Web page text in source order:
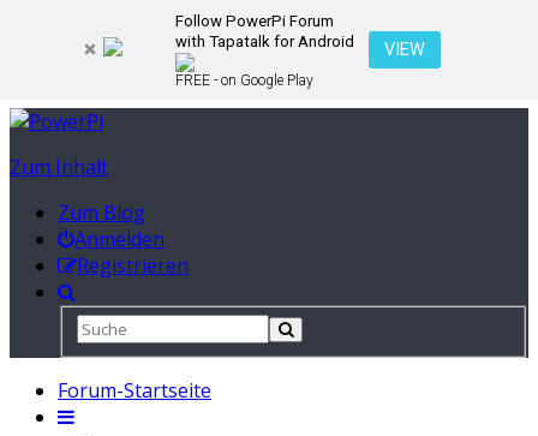
Follow PowerPi Forum
with Tapatalk for Android
FREE - on Google Play
VIEW
Zum Inhalt
Zum Blog
Anmelden
Registrieren
Forum-Startseite